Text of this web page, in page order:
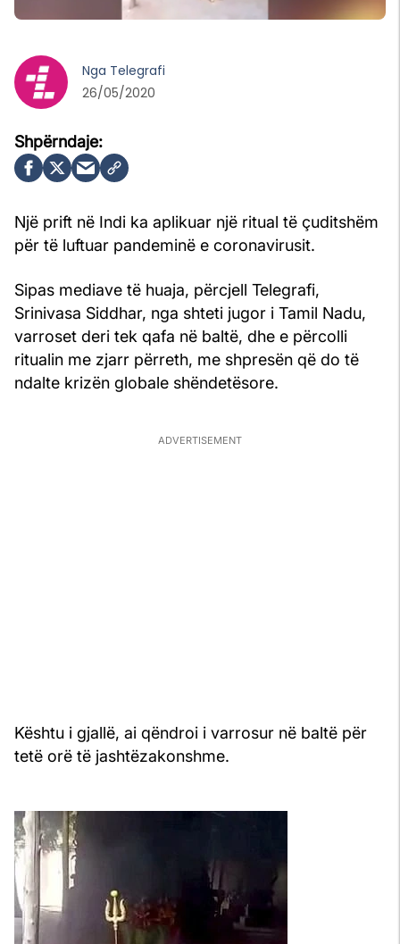
Një prift në Indi ka aplikuar një ritual të çuditshëm
për të luftuar pandeminë e coronavirusit.
Sipas mediave të huaja, përcjell Telegrafi,
Srinivasa Siddhar, nga shteti jugor i Tamil Nadu,
varroset deri tek qafa në baltë, dhe e përcolli
ritualin me zjarr përreth, me shpresën që do të
ndalte krizën globale shëndetësore.
Kështu i gjallë, ai qëndroi i varrosur në baltë për
tetë orë të jashtëzakonshme.
Nga Telegrafi
26/05/2020